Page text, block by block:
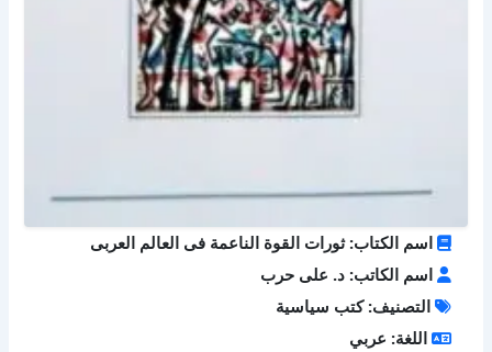
اسم الكتاب: ثورات القوة الناعمة فى العالم العربى
اسم الكاتب: د. على حرب
التصنيف: كتب سياسية
اللغة: عربي